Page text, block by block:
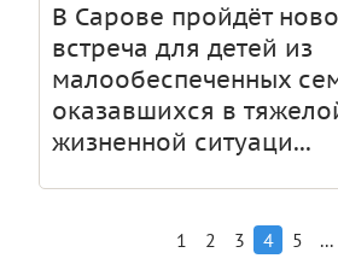
В Сарове пройдёт
встреча для детей из
малообеспеченных
оказавшихся в
жизненной ситуаци...
1 2 3 4 5 ...